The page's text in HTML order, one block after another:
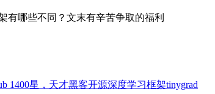
有哪些不同？文末有辛苦争取的福利